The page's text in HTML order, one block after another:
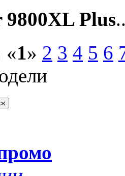
9800XL Plus
«1» 2 3 4 5 6